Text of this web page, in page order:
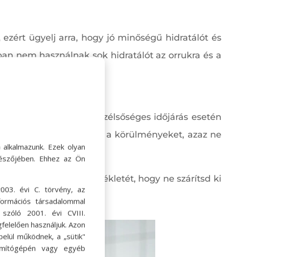
ügyelj arra, hogy jó minőségű hidratálót és
nem használnak sok hidratálót az orrukra és a
és télen is, mivel szélsőséges időjárás esetén
hogy ne súlyosbítsd a körülményeket, azaz ne
a víz hőmérsékletét, hogy ne szárítsd ki
Ezek olyan
Ehhez az Ön
évi C. törvény, az
társadalommal
szóló 2001. évi CVIII.
használjuk. Azon
működnek, a „sütik"
vagy egyéb